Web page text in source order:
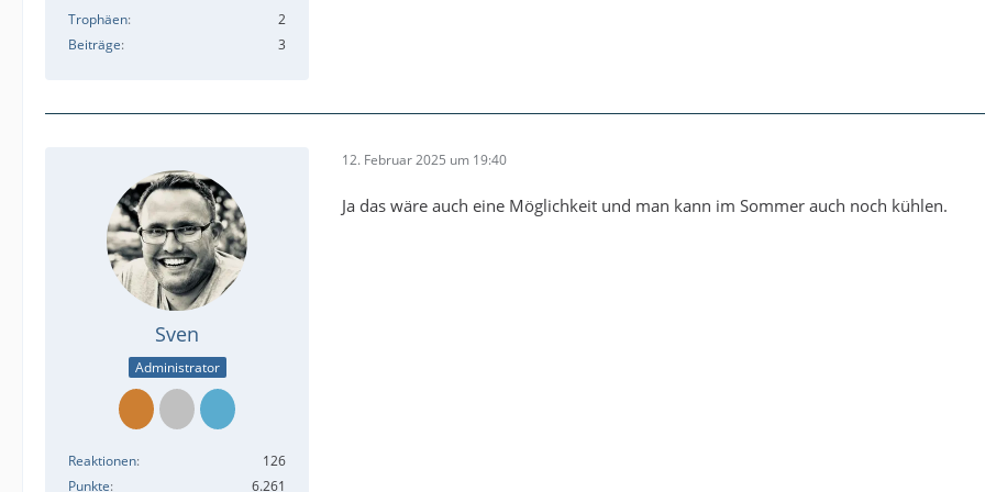
Trophäen
2
Beiträge
3
Sven
Administrator
Reaktionen
126
Punkte
6.261
12. Februar 2025 um 19:40
Ja das wäre auch eine Möglichkeit und man kann im Sommer auch noch kühlen.